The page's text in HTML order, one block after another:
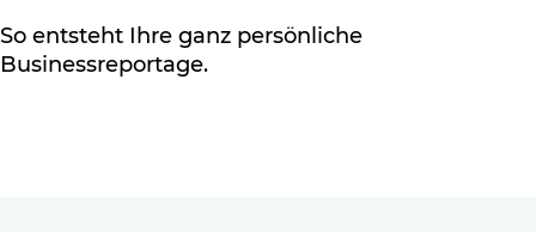
So entsteht Ihre ganz persönliche
Businessreportage.